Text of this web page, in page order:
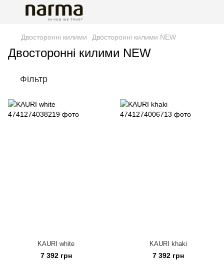
Двосторонні килими Двосторонні килими NEW
Двосторонні килими NEW
Фільтр
KAURI white
7 392 грн
KAURI khaki
7 392 грн